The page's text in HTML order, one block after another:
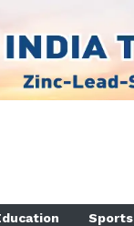
Sports